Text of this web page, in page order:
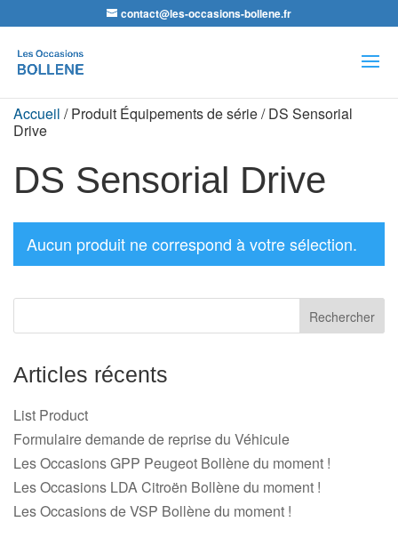
contact@les-occasions-bollene.fr
de
produits
Accueil / Produit Équipements de série / DS Sensorial
Drive
DS Sensorial Drive
Aucun produit ne correspond à votre sélection.
Articles récents
List Product
Formulaire demande de reprise du Véhicule
Les Occasions GPP Peugeot Bollène du moment !
Les Occasions LDA Citroën Bollène du moment !
Les Occasions de VSP Bollène du moment !